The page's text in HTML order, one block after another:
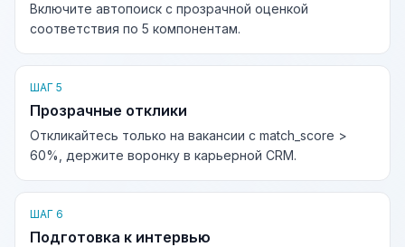
Включите автопоиск с прозрачной оценкой
соответствия по 5 компонентам.
ШАГ 5
Прозрачные отклики
Откликайтесь только на вакансии с match_score >
60%, держите воронку в карьерной CRM.
ШАГ 6
Подготовка к интервью